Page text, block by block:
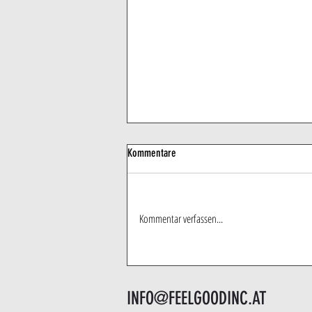
Kommentare
Kommentar verfassen...
INFO@FEELGOODINC.AT